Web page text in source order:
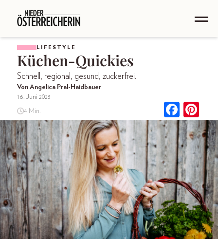
LIFESTYLE
Küchen-Quickies
Schnell, regional, gesund, zuckerfrei.
Von Angelica Pral-Haidbauer
16. Juni 2023
4 Min.